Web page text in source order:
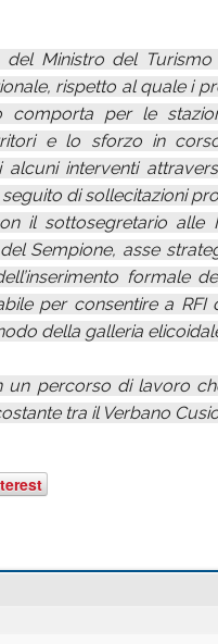
Ministro del Turismo
rispetto al quale i
comporta per le
e lo sforzo in
interventi
di sollecitazioni
il sottosegretario alle
Sempione, asse
formale
per consentire a
della galleria
un percorso di lavoro
tra il Verbano